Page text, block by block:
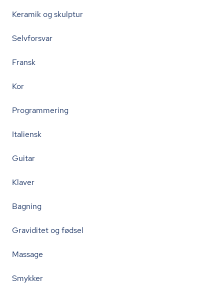
Keramik og skulptur
Selvforsvar
Fransk
Kor
Programmering
Italiensk
Guitar
Klaver
Bagning
Graviditet og fødsel
Massage
Smykker